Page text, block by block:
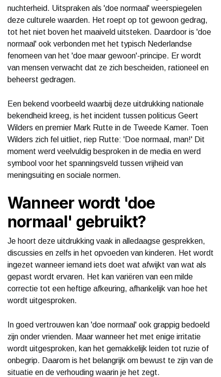
nuchterheid. Uitspraken als 'doe normaal' weerspiegelen
deze culturele waarden. Het roept op tot gewoon gedrag,
tot het niet boven het maaiveld uitsteken. Daardoor is 'doe
normaal' ook verbonden met het typisch Nederlandse
fenomeen van het 'doe maar gewoon'-principe. Er wordt
van mensen verwacht dat ze zich bescheiden, rationeel en
beheerst gedragen.
Een bekend voorbeeld waarbij deze uitdrukking nationale
bekendheid kreeg, is het incident tussen politicus Geert
Wilders en premier Mark Rutte in de Tweede Kamer. Toen
Wilders zich fel uitliet, riep Rutte: 'Doe normaal, man!' Dit
moment werd veelvuldig besproken in de media en werd
symbool voor het spanningsveld tussen vrijheid van
meningsuiting en sociale normen.
Wanneer wordt 'doe
normaal' gebruikt?
Je hoort deze uitdrukking vaak in alledaagse gesprekken,
discussies en zelfs in het opvoeden van kinderen. Het wordt
ingezet wanneer iemand iets doet wat afwijkt van wat als
gepast wordt ervaren. Het kan variëren van een milde
correctie tot een heftige afkeuring, afhankelijk van hoe het
wordt uitgesproken.
In goed vertrouwen kan 'doe normaal' ook grappig bedoeld
zijn onder vrienden. Maar wanneer het met enige irritatie
wordt uitgesproken, kan het gemakkelijk leiden tot ruzie of
onbegrip. Daarom is het belangrijk om bewust te zijn van de
situatie en de verhouding waarin je het zegt.